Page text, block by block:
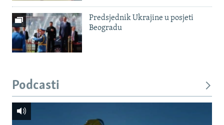
Predsjednik Ukrajine u posjeti
Beogradu
Podcasti